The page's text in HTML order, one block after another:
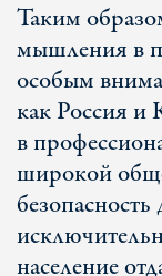
Таким
мышления в
особым
как Россия и
в
широкой
население